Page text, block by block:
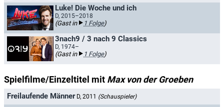
Luke! Die Woche und ich
D, 2015–2018
(Gast in 1 Folge)
3nach9 / 3 nach 9 Classics
D, 1974–
(Gast in 1 Folge)
Spielfilme/Einzeltitel mit Max von der Groeben
Freilaufende Männer D, 2011 (Schauspieler)